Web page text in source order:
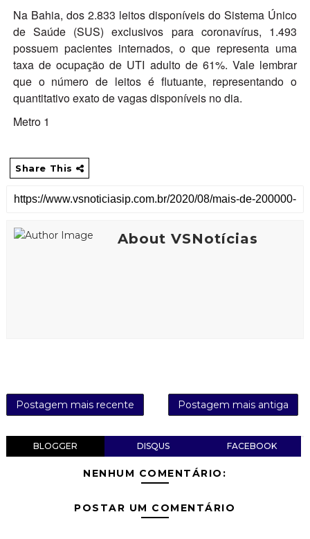
Na Bahia, dos 2.833 leitos disponíveis do Sistema Único
de Saúde (SUS) exclusivos para coronavírus, 1.493
possuem pacientes internados, o que representa uma
taxa de ocupação de UTI adulto de 61%. Vale lembrar
que o número de leitos é flutuante, representando o
quantitativo exato de vagas disponíveis no dia.
Metro 1
Share This
About VSNotícias
Postagem mais recente Postagem mais antiga
BLOGGER DISQUS FACEBOOK
NENHUM COMENTÁRIO:
POSTAR UM COMENTÁRIO